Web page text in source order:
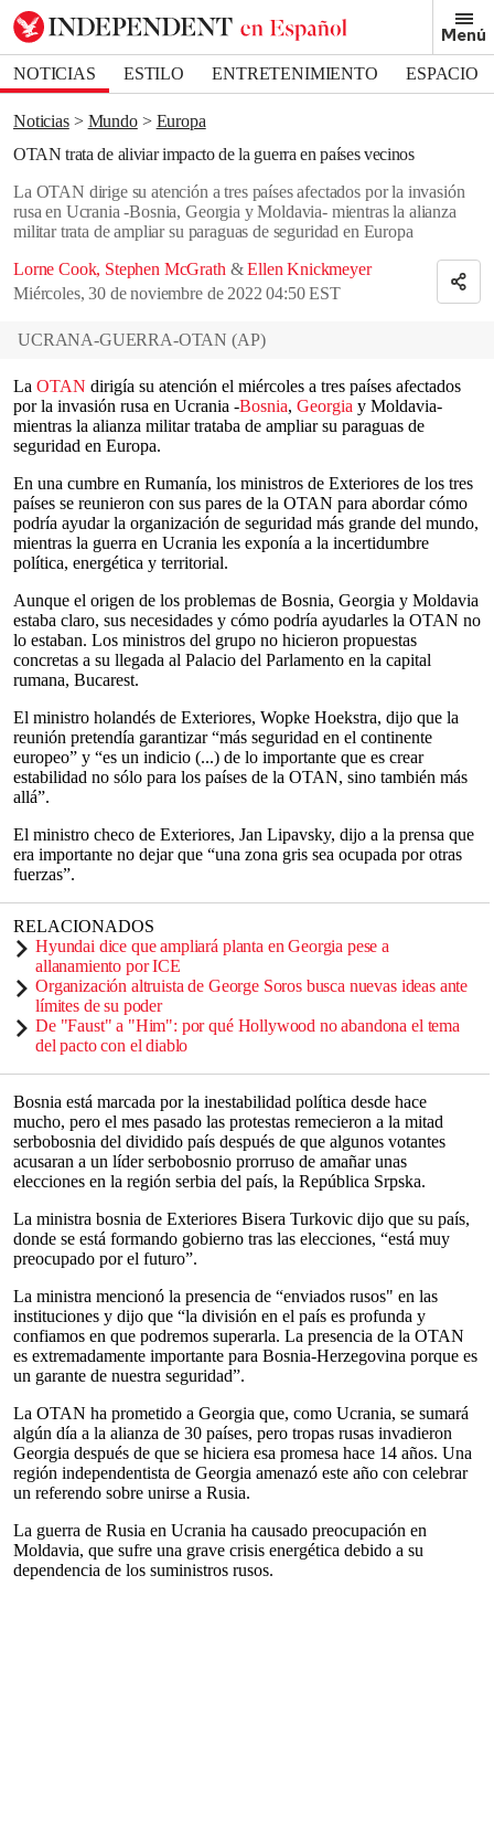
Menú
NOTICIAS ESTILO ENTRETENIMIENTO
ESPACIO
DEPORTES
Noticias Mundo
Europa
OTAN trata de aliviar impacto de la guerra en países vecinos
La OTAN dirige su atención a tres países afectados por la invasión
rusa en Ucrania -Bosnia, Georgia y Moldavia- mientras la alianza
militar trata de ampliar su paraguas de seguridad en Europa
Lorne Cook, Stephen McGrath & Ellen Knickmeyer
Miércoles, 30 de noviembre de 2022 04:50 EST
Bookmark popover
Removed from bookmarks
Close popover
UCRANA-GUERRA-OTAN (AP)
La OTAN dirigía su atención el miércoles a tres países afectados
por la invasión rusa en Ucrania -Bosnia, Georgia y Moldavia-
mientras la alianza militar trataba de ampliar su paraguas de
seguridad en Europa.
En una cumbre en Rumanía, los ministros de Exteriores de los tres
países se reunieron con sus pares de la OTAN para abordar cómo
podría ayudar la organización de seguridad más grande del mundo,
mientras la guerra en Ucrania les exponía a la incertidumbre
política, energética y territorial.
Aunque el origen de los problemas de Bosnia, Georgia y Moldavia
estaba claro, sus necesidades y cómo podría ayudarles la OTAN no
lo estaban. Los ministros del grupo no hicieron propuestas
concretas a su llegada al Palacio del Parlamento en la capital
rumana, Bucarest.
El ministro holandés de Exteriores, Wopke Hoekstra, dijo que la
reunión pretendía garantizar “más seguridad en el continente
europeo” y “es un indicio (...) de lo importante que es crear
estabilidad no sólo para los países de la OTAN, sino también más
allá”.
El ministro checo de Exteriores, Jan Lipavsky, dijo a la prensa que
era importante no dejar que “una zona gris sea ocupada por otras
fuerzas”.
RELACIONADOS
Hyundai dice que ampliará planta en Georgia pese a
allanamiento por ICE
Organización altruista de George Soros busca nuevas ideas ante
límites de su poder
De "Faust" a "Him": por qué Hollywood no abandona el tema
del pacto con el diablo
Bosnia está marcada por la inestabilidad política desde hace
mucho, pero el mes pasado las protestas remecieron a la mitad
serbobosnia del dividido país después de que algunos votantes
acusaran a un líder serbobosnio prorruso de amañar unas
elecciones en la región serbia del país, la República Srpska.
La ministra bosnia de Exteriores Bisera Turkovic dijo que su país,
donde se está formando gobierno tras las elecciones, “está muy
preocupado por el futuro”.
La ministra mencionó la presencia de “enviados rusos" en las
instituciones y dijo que “la división en el país es profunda y
confiamos en que podremos superarla. La presencia de la OTAN
es extremadamente importante para Bosnia-Herzegovina porque es
un garante de nuestra seguridad”.
La OTAN ha prometido a Georgia que, como Ucrania, se sumará
algún día a la alianza de 30 países, pero tropas rusas invadieron
Georgia después de que se hiciera esa promesa hace 14 años. Una
región independentista de Georgia amenazó este año con celebrar
un referendo sobre unirse a Rusia.
La guerra de Rusia en Ucrania ha causado preocupación en
Moldavia, que sufre una grave crisis energética debido a su
dependencia de los suministros rusos.